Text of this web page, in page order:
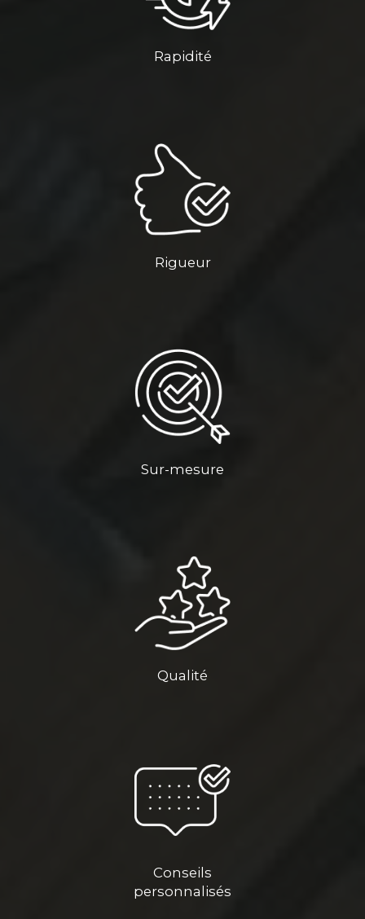
Rapidité
Rigueur
Sur-mesure
Qualité
Conseils
personnalisés